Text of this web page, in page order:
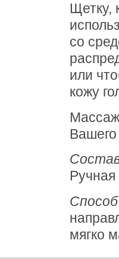
Щетку,
со
или
кожу
Вашего
мягко